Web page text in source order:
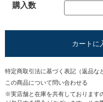
購入数
カートに
特定商取引法に基づく表記（返品な
この商品について問い合わせる
※実店舗と在庫を共有しております